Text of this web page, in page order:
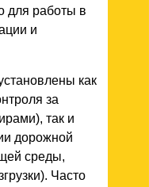
для работы в
и
как
за
так и
дорожной
среды,
Часто